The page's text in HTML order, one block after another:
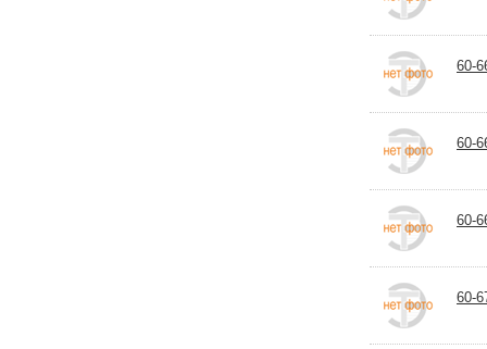
60-
60-
60-
60-